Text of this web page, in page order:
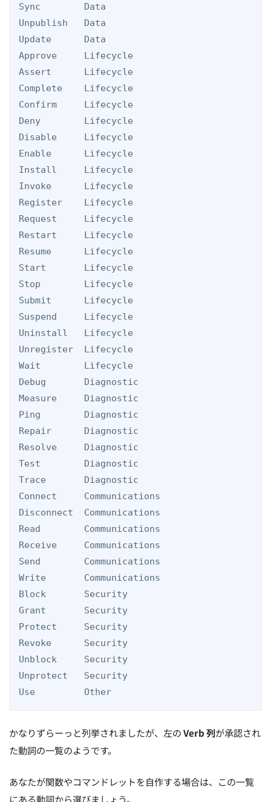
Sync        Data
Unpublish   Data
Update      Data
Approve     Lifecycle
Assert      Lifecycle
Complete    Lifecycle
Confirm     Lifecycle
Deny        Lifecycle
Disable     Lifecycle
Enable      Lifecycle
Install     Lifecycle
Invoke      Lifecycle
Register    Lifecycle
Request     Lifecycle
Restart     Lifecycle
Resume      Lifecycle
Start       Lifecycle
Stop        Lifecycle
Submit      Lifecycle
Suspend     Lifecycle
Uninstall   Lifecycle
Unregister  Lifecycle
Wait        Lifecycle
Debug       Diagnostic
Measure     Diagnostic
Ping        Diagnostic
Repair      Diagnostic
Resolve     Diagnostic
Test        Diagnostic
Trace       Diagnostic
Connect     Communications
Disconnect  Communications
Read        Communications
Receive     Communications
Send        Communications
Write       Communications
Block       Security
Grant       Security
Protect     Security
Revoke      Security
Unblock     Security
Unprotect   Security
かなりずらーっと列挙されましたが、左のVerb 列が承認され
た動詞の一覧のようです。
あなたが関数やコマンドレットを自作する場合は、この一覧
にある動詞から選びましょう。